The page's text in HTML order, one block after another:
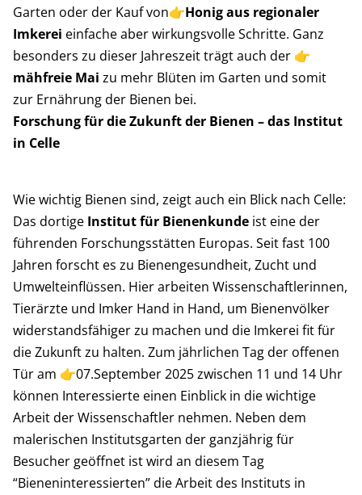
Garten oder der Kauf von👉Honig aus regionaler
Imkerei einfache aber wirkungsvolle Schritte. Ganz
besonders zu dieser Jahreszeit trägt auch der 👉
mähfreie Mai zu mehr Blüten im Garten und somit
zur Ernährung der Bienen bei.
Forschung für die Zukunft der Bienen – das Institut
in Celle
Wie wichtig Bienen sind, zeigt auch ein Blick nach Celle:
Das dortige Institut für Bienenkunde ist eine der
führenden Forschungsstätten Europas. Seit fast 100
Jahren forscht es zu Bienengesundheit, Zucht und
Umwelteinflüssen. Hier arbeiten Wissenschaftlerinnen,
Tierärzte und Imker Hand in Hand, um Bienenvölker
widerstandsfähiger zu machen und die Imkerei fit für
die Zukunft zu halten. Zum jährlichen Tag der offenen
Tür am 👉07.September 2025 zwischen 11 und 14 Uhr
können Interessierte einen Einblick in die wichtige
Arbeit der Wissenschaftler nehmen. Neben dem
malerischen Institutsgarten der ganzjährig für
Besucher geöffnet ist wird an diesem Tag
“Bieneninteressierten” die Arbeit des Instituts in